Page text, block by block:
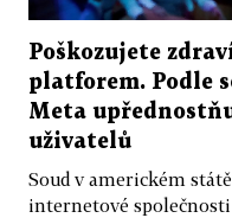
Poškozujete
platforem. Podle
Meta
uživatelů
Soud v americkém
internetové